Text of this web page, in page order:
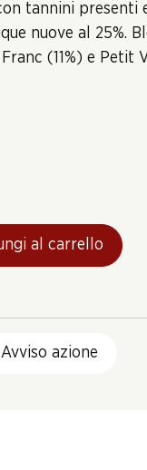
tannini presenti
nuove al 25%.
(11%) e Petit
al carrello
Avviso azione